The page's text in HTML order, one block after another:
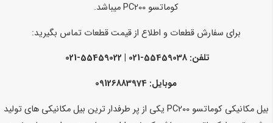
کوماتسو PC200 میباشد.
برای سفارش قطعات و اطلاع از قیمت قطعات تماس بگیرید:
تلفن: 55459038-021 | 55459022-021
موبایل: 09126883974
بیل مکانیکی کوماتسو PC200 یکی از پر طرفدار ترین بیل مکانیکی های تولید